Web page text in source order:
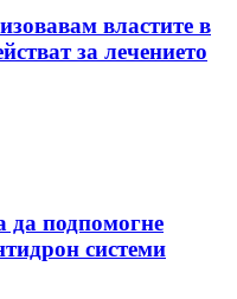
властите в
за лечението
подпомогне
системи